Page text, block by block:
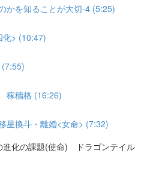
かを知ることが大切-4 (5:25)
化> (10:47)
穡格 (16:26)
星換斗・離婚<女命> (7:32)
進化の課題(使命) ドラゴンテイル